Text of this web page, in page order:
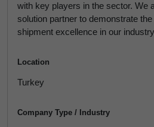
with key players in the sector. We
solution partner to demonstrate
shipment excellence in our
Location
Turkey
Company Type / Industry